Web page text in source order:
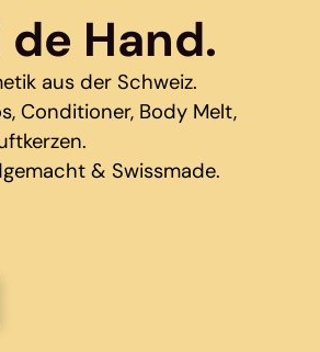
Hand.
aus der Schweiz.
Conditioner, Body Melt,
& Swissmade.